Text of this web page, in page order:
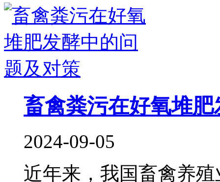
畜禽粪污在好氧堆
2024-09-05
近年来，我国畜禽养